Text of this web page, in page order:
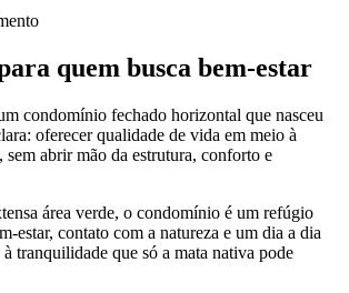
quem busca bem-estar
condomínio fechado horizontal que nasceu
oferecer qualidade de vida em meio à
sem abrir mão da estrutura, conforto e
área verde, o condomínio é um refúgio
estar, contato com a natureza e um dia a dia
tranquilidade que só a mata nativa pode